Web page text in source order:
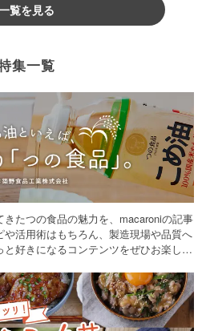
覧を見る
集一覧
たつの食品の魅力を、macaroniの記事
活用術はもちろん、製造現場や品質へ
好きになるコンテンツをぜひお楽しみ